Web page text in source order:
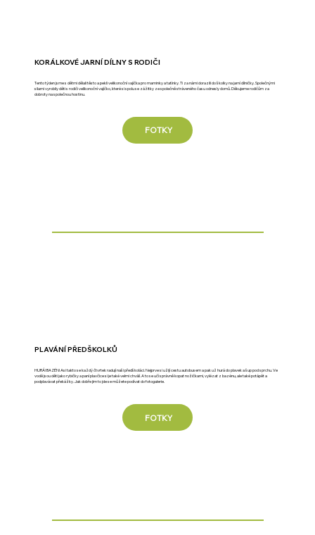
KORÁLKOVÉ JARNÍ DÍLNY S RODIČI
Tento týden jsme s dětmi dělali těsto a pekli velikonoční vajíčka pro maminky a tatínky. Ti za námi dorazili do školky na jarní dílničky. Společnými
silami vyrobily děti s rodiči velikonoční vajíčko, které si spolu se zážitky ze společně stráveného času odnesly domů. Děkujeme rodičům za
dobroty na společnou hostinu.
FOTKY
PLAVÁNÍ PŘEDŠKOLKŮ
HURÁ! BAZÉN! Asi takto se každý čtvrtek radují naši předškoláci. Nejprve si užijí cestu autobusem a pak už hurá do plavek a šup pod sprchu. Ve
vodě jsou děti jako rybičky a paní plavčice si je také velmi chválí. A to se učí správně kopat nožičkami, vylézat z bazénu, ale také potápět a
podplavávat překážky. Jak dobře jim to jde se můžete podívat do fotogalerie.
FOTKY